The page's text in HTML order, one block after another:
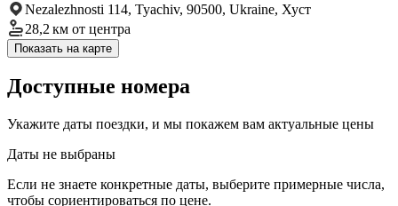
Nezalezhnosti 114, Tyachiv, 90500, Ukraine, Хуст
28,2 км от центра
Показать на карте
Доступные номера
Укажите даты поездки, и мы покажем вам актуальные цены
Даты не выбраны
Если не знаете конкретные даты, выберите примерные числа,
чтобы сориентироваться по цене.